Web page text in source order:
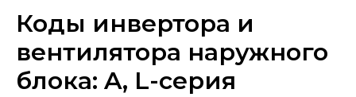
Коды инвертора и
вентилятора наружного
блока: A, L-серия